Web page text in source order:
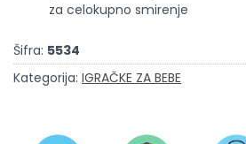
za celokupno smirenje
Šifra: 5534
Kategorija: IGRAČKE ZA BEBE